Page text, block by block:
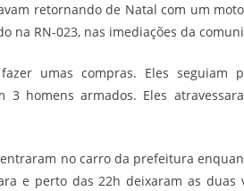
retornando de Natal com um
na RN-023, nas imediações da
umas compras. Eles seguiam
homens armados. Eles
no carro da prefeitura
e perto das 22h deixaram as